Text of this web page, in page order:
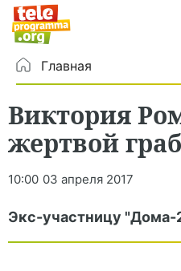
Главная
Виктория
жертвой
10:00 03 апреля 2017
Экс-участницу "Дома-